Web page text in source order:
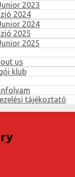
2023
2024
2024
2025
2025
us
klub
tájékoztató